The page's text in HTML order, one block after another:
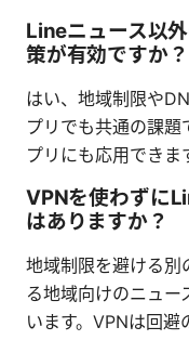
Lineニュース以
策が有効ですか？
はい、地域制限や
プリでも共通の課題
プリにも応用できま
VPNを使わずに
はありますか？
地域制限を避ける別
る地域向けのニュ
います。VPNは回